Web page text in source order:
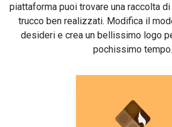
piattaforma puoi trovare una raccolta
trucco ben realizzati. Modifica il
desideri e crea un bellissimo logo
pochissimo tempo.